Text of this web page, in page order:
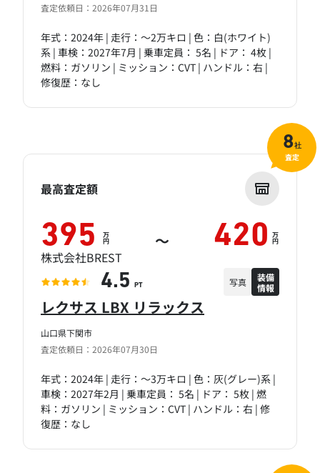
査定依頼日：2026年07月31日
年式：2024年 | 走行：～2万キロ | 色：白(ホワイト)
系 | 車検：2027年7月 | 乗車定員： 5名 | ドア： 4枚 |
燃料：ガソリン | ミッション：CVT | ハンドル：右 |
修復歴：なし
山口県下関市
査定依頼日：2026年07月30日
レクサス LBX リラックス
年式：2024年 | 走行：～3万キロ | 色：灰(グレー)系 |
車検：2027年2月 | 乗車定員： 5名 | ドア： 5枚 | 燃
料：ガソリン | ミッション：CVT | ハンドル：右 | 修
復歴：なし
最高査定額
395 万
円 ～ 420 万
円
株式会社BREST
4.5 PT 写真
装備
情報
8社
査定